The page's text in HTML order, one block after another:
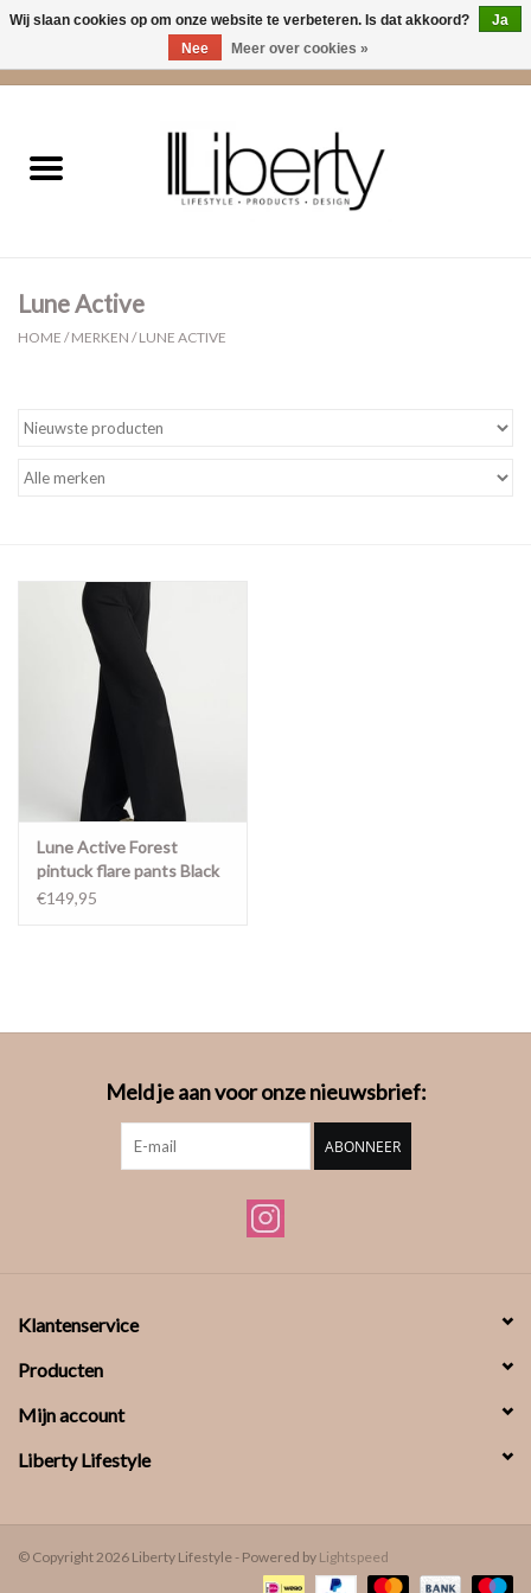
Kleding
Cadeaus
Merken
Lune Active
HOME /MERKEN /LUNE ACTIVE
Lune Active Forest
pintuck flare pants Black
€149,95
Meld je aan voor onze nieuwsbrief:
ABONNEER
Klantenservice
Producten
Mijn account
Liberty Lifestyle
© Copyright 2026 Liberty Lifestyle - Powered by Lightspeed
Wij slaan cookies op om onze website te verbeteren. Is dat akkoord?
Ja
Nee
Meer over cookies »